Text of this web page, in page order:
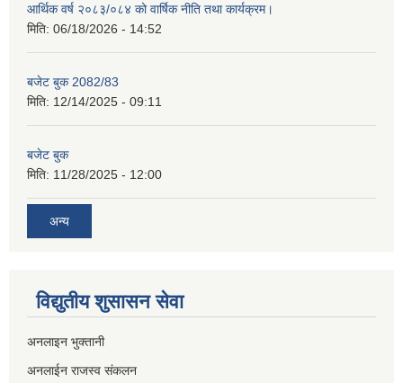
आर्थिक वर्ष २०८३/०८४ को वार्षिक नीति तथा कार्यक्रम।
मिति: 06/18/2026 - 14:52
बजेट बुक 2082/83
मिति: 12/14/2025 - 09:11
बजेट बुक
मिति: 11/28/2025 - 12:00
अन्य
विद्युतीय शुसासन सेवा
अनलाइन भुक्तानी
अनलाईन राजस्व संकलन